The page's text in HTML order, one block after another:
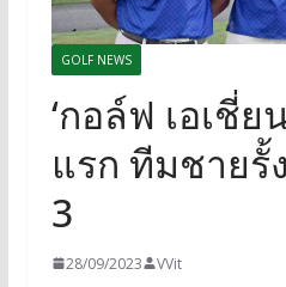
GOLF NEWS
‘กอล์ฟ เอเชี่ย
แรก ทีมชายรั้
3
28/09/2023 VVit